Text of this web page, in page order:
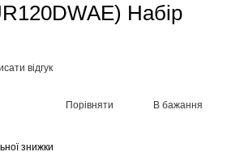
Набір
відгук
Порівняти В бажання
знижки